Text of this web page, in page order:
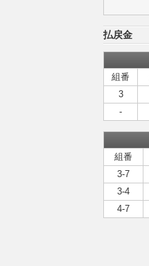
払戻金
組番
3
-
組番
3-7
3-4
4-7